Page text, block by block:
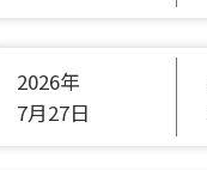
2026年
7月27日